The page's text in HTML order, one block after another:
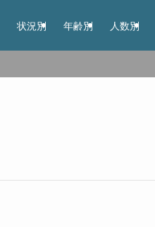
状況別 年齢別 人数別